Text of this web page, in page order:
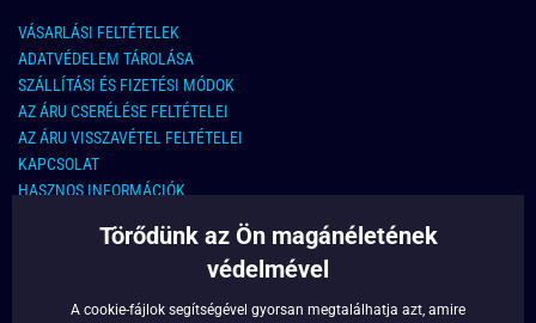
VÁSARLÁSI FELTÉTELEK
ADATVÉDELEM TÁROLÁSA
SZÁLLÍTÁSI ÉS FIZETÉSI MÓDOK
AZ ÁRU CSERÉLÉSE FELTÉTELEI
AZ ÁRU VISSZAVÉTEL FELTÉTELEI
KAPCSOLAT
HASZNOS INFORMÁCIÓK
KAPCSOLAT
info@legyferfi.hu
Törődünk az Ön magánéletének
védelmével
A cookie-fájlok segítségével gyorsan megtalálhatja azt, amire